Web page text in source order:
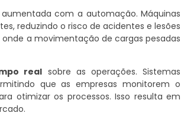
com a automação. Máquinas
reduzindo o risco de acidentes e lesões
a movimentação de cargas pesadas
real sobre as operações. Sistemas
que as empresas monitorem o
otimizar os processos. Isso resulta em